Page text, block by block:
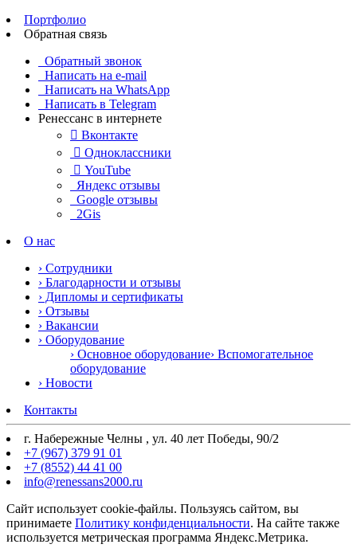
Портфолио
Обратная связь
Обратный звонок
Написать на e-mail
Написать на WhatsApp
Написать в Telegram
Ренессанс в интернете
 Вконтакте
 Одноклассники
 YouTube
Яндекс отзывы
Google отзывы
2Gis
О нас
› Сотрудники
› Благодарности и отзывы
› Дипломы и сертификаты
› Отзывы
› Вакансии
› Оборудование
› Основное оборудование› Вспомогательное
оборудование
› Новости
Контакты
г. Набережные Челны , ул. 40 лет Победы, 90/2
+7 (967) 379 91 01
+7 (8552) 44 41 00
info@renessans2000.ru
Сайт использует cookie-файлы. Пользуясь сайтом, вы
принимаете Политику конфиденциальности. На сайте также
используется метрическая программа Яндекс.Метрика.